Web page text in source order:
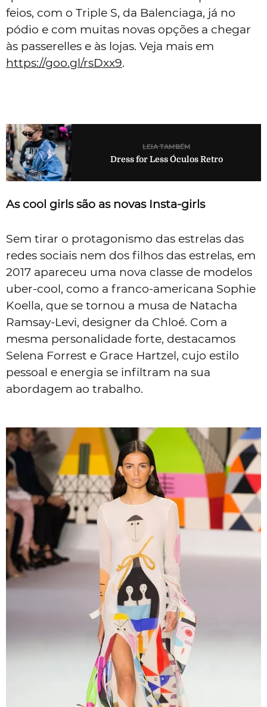
feios, com o Triple S, da Balenciaga, já no
pódio e com muitas novas opções a chegar
às passerelles e às lojas. Veja mais em
https://goo.gl/rsDxx9.
LEIA TAMBÉM
Dress for Less Óculos Retro
As cool girls são as novas Insta-girls
Sem tirar o protagonismo das estrelas das
redes sociais nem dos filhos das estrelas, em
2017 apareceu uma nova classe de modelos
uber-cool, como a franco-americana Sophie
Koella, que se tornou a musa de Natacha
Ramsay-Levi, designer da Chloé. Com a
mesma personalidade forte, destacamos
Selena Forrest e Grace Hartzel, cujo estilo
pessoal e energia se infiltram na sua
abordagem ao trabalho.